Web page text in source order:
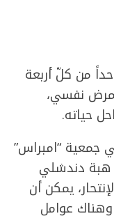
من كلّ أربعة
نفسي،
حياته.
جمعية “امبراس”
هبة دندشلي
يمكن أن
عوامل